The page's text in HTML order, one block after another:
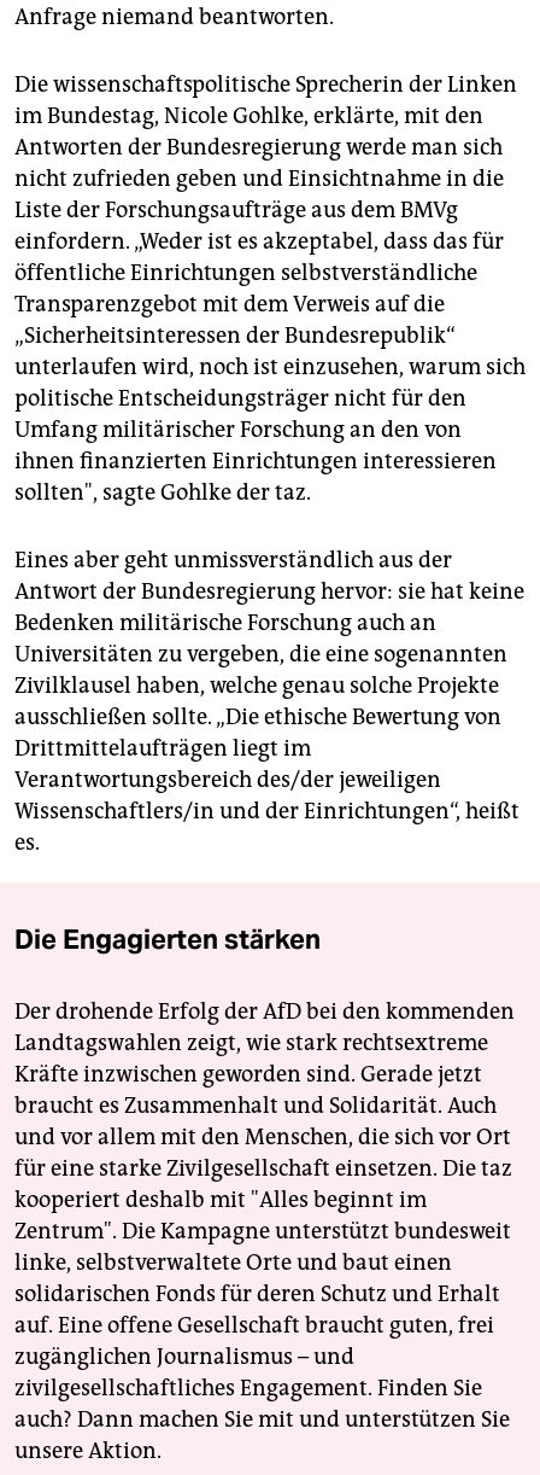
Anfrage niemand beantworten.
Die wissenschaftspolitische Sprecherin der Linken
im Bundestag, Nicole Gohlke, erklärte, mit den
Antworten der Bundesregierung werde man sich
nicht zufrieden geben und Einsichtnahme in die
Liste der Forschungsaufträge aus dem BMVg
einfordern. „Weder ist es akzeptabel, dass das für
öffentliche Einrichtungen selbstverständliche
Transparenzgebot mit dem Verweis auf die
„Sicherheitsinteressen der Bundesrepublik“
unterlaufen wird, noch ist einzusehen, warum sich
politische Entscheidungsträger nicht für den
Umfang militärischer Forschung an den von
ihnen finanzierten Einrichtungen interessieren
sollten", sagte Gohlke der taz.
Eines aber geht unmissverständlich aus der
Antwort der Bundesregierung hervor: sie hat keine
Bedenken militärische Forschung auch an
Universitäten zu vergeben, die eine sogenannten
Zivilklausel haben, welche genau solche Projekte
ausschließen sollte. „Die ethische Bewertung von
Drittmittelaufträgen liegt im
Verantwortungsbereich des/der jeweiligen
Wissenschaftlers/in und der Einrichtungen“, heißt
es.
Die Engagierten stärken
Der drohende Erfolg der AfD bei den kommenden
Landtagswahlen zeigt, wie stark rechtsextreme
Kräfte inzwischen geworden sind. Gerade jetzt
braucht es Zusammenhalt und Solidarität. Auch
und vor allem mit den Menschen, die sich vor Ort
für eine starke Zivilgesellschaft einsetzen. Die taz
kooperiert deshalb mit "Alles beginnt im
Zentrum". Die Kampagne unterstützt bundesweit
linke, selbstverwaltete Orte und baut einen
solidarischen Fonds für deren Schutz und Erhalt
auf. Eine offene Gesellschaft braucht guten, frei
zugänglichen Journalismus – und
zivilgesellschaftliches Engagement. Finden Sie
auch? Dann machen Sie mit und unterstützen Sie
unsere Aktion.